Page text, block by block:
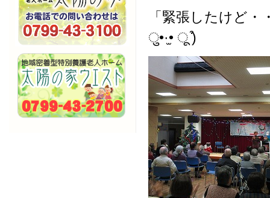
「緊張したけど
ु•·̫• ू ͒)